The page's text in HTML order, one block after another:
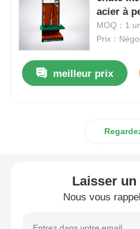
Machine d'essai d'impact
Machine d'essai
Équipement d'essai des
acier à
MOQ：1
Prix：
meilleur prix
Laisser un
Nous vous